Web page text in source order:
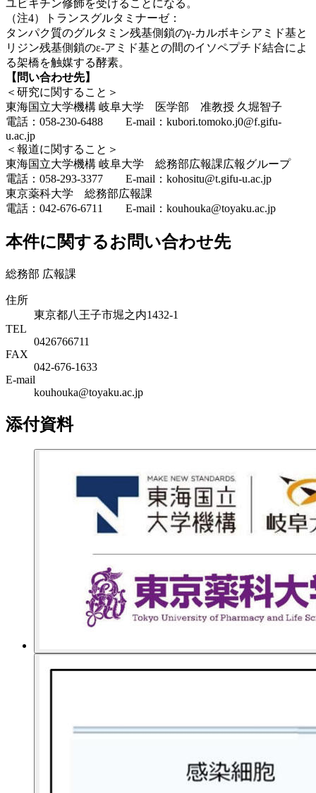
ユビキチン修飾を受けることになる。
（注4）トランスグルタミナーゼ：
タンパク質のグルタミン残基側鎖のγ-カルボキシアミド基と
リジン残基側鎖のε-アミド基との間のイソペプチド結合によ
る架橋を触媒する酵素。
【問い合わせ先】
＜研究に関すること＞
東海国立大学機構 岐阜大学 医学部 准教授 久堀智子
電話：058-230-6488 E-mail：kubori.tomoko.j0@f.gifu-
u.ac.jp
＜報道に関すること＞
東海国立大学機構 岐阜大学 総務部広報課広報グループ
電話：058-293-3377 E-mail：kohositu@t.gifu-u.ac.jp
東京薬科大学 総務部広報課
電話：042-676-6711 E-mail：kouhouka@toyaku.ac.jp
本件に関するお問い合わせ先
総務部 広報課
住所
東京都八王子市堀之内1432-1
TEL
0426766711
FAX
042-676-1633
E-mail
kouhouka@toyaku.ac.jp
添付資料